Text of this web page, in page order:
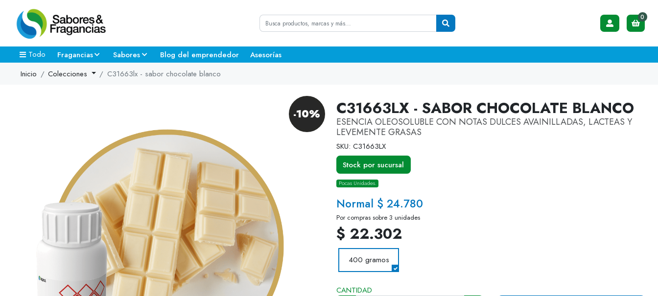
0
Todo Fragancias Sabores Blog del emprendedor
Asesorías
Inicio
Colecciones C31663lx - sabor chocolate blanco
-10% C31663LX - SABOR CHOCOLATE BLANCO
ESENCIA OLEOSOLUBLE CON NOTAS DULCES AVAINILLADAS, LACTEAS Y
LEVEMENTE GRASAS
SKU: C31663LX
Stock por sucursal
Pocas Unidades.
Normal $ 24.780
Por compras sobre 3 unidades
$ 22.302
400 gramos
CANTIDAD